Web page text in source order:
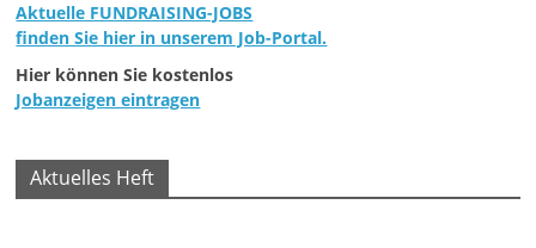
n
|
V
e
Aktuelle FUNDRAISING-JOBS
finden Sie hier in unserem Job-Portal.
Hier können Sie kostenlos
Jobanzeigen eintragen
Aktuelles Heft